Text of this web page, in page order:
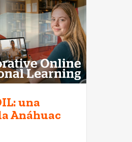
una
Anáhuac